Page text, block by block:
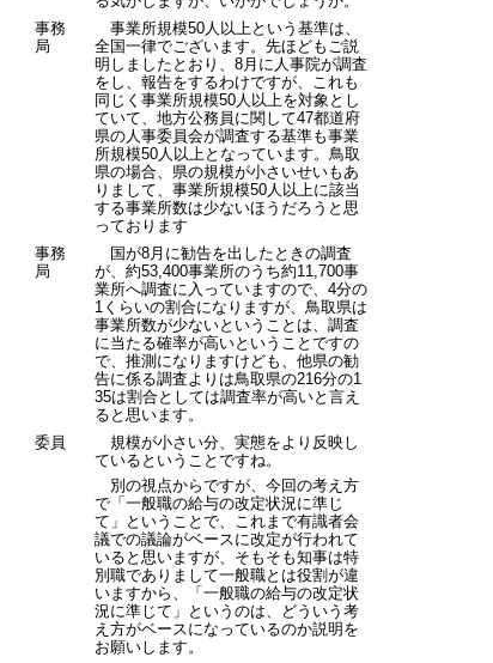
事務
局
事業所規模50人以上という基準は、
全国一律でございます。先ほどもご説
明しましたとおり、8月に人事院が調査
をし、報告をするわけですが、これも
同じく事業所規模50人以上を対象とし
ていて、地方公務員に関して47都道府
県の人事委員会が調査する基準も事業
所規模50人以上となっています。鳥取
県の場合、県の規模が小さいせいもあ
りまして、事業所規模50人以上に該当
する事業所数は少ないほうだろうと思
っております
事務
局
国が8月に勧告を出したときの調査
が、約53,400事業所のうち約11,700事
業所へ調査に入っていますので、4分の
1くらいの割合になりますが、鳥取県は
事業所数が少ないということは、調査
に当たる確率が高いということですの
で、推測になりますけども、他県の勧
告に係る調査よりは鳥取県の216分の1
35は割合としては調査率が高いと言え
ると思います。
委員
規模が小さい分、実態をより反映し
ているということですね。
別の視点からですが、今回の考え方
で「一般職の給与の改定状況に準じ
て」ということで、これまで有識者会
議での議論がベースに改定が行われて
いると思いますが、そもそも知事は特
別職でありまして一般職とは役割が違
いますから、「一般職の給与の改定状
況に準じて」というのは、どういう考
え方がベースになっているのか説明を
お願いします。